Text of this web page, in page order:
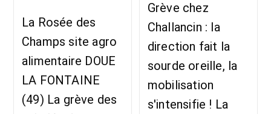
La Rosée des
Champs site agro
alimentaire DOUE
LA FONTAINE
(49) La grève des
Grève chez
Challancin : la
direction fait la
sourde oreille, la
mobilisation
s'intensifie ! La